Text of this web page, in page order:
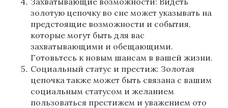
золотую цепочку во сне может указывать на
предстоящие возможности и события,
которые могут быть для вас
захватывающими и обещающими.
Готовьтесь к новым шансам в вашей жизни.
Социальный статус и престиж: Золотая
цепочка также может быть связана с вашим
социальным статусом и желанием
пользоваться престижем и уважением ото